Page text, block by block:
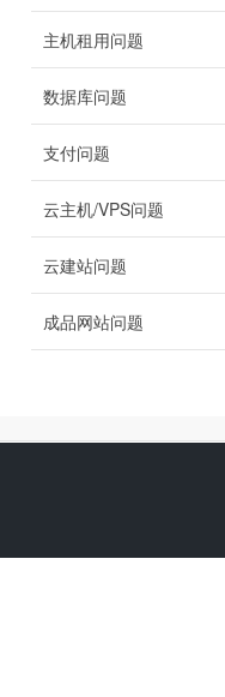
主机租用问题
数据库问题
支付问题
云主机/VPS问题
云建站问题
成品网站问题